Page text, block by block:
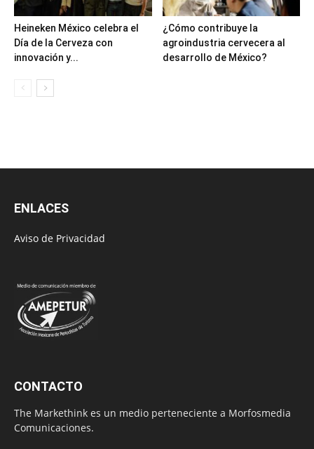
Heineken México celebra el
Día de la Cerveza con
innovación y...
¿Cómo contribuye la
agroindustria cervecera al
desarrollo de México?
ENLACES
Aviso de Privacidad
CONTACTO
The Markethink es un medio perteneciente a Morfosmedia
Comunicaciones.